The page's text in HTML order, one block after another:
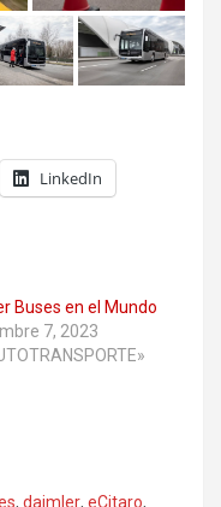
LinkedIn
Buses en el Mundo
7, 2023
, daimler, eCitaro,